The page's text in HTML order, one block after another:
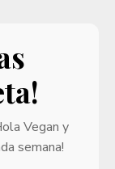
Vegan y
semana!